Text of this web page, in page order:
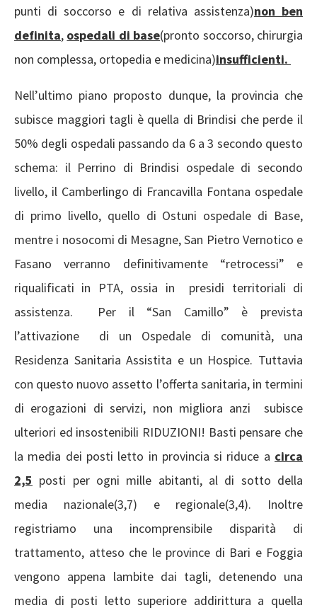
punti di soccorso e di relativa assistenza)non ben
definita, ospedali di base(pronto soccorso, chirurgia
non complessa, ortopedia e medicina)insufficienti.
Nell’ultimo piano proposto dunque, la provincia che
subisce maggiori tagli è quella di Brindisi che perde il
50% degli ospedali passando da 6 a 3 secondo questo
schema: il Perrino di Brindisi ospedale di secondo
livello, il Camberlingo di Francavilla Fontana ospedale
di primo livello, quello di Ostuni ospedale di Base,
mentre i nosocomi di Mesagne, San Pietro Vernotico e
Fasano verranno definitivamente “retrocessi” e
riqualificati in PTA, ossia in presidi territoriali di
assistenza. Per il “San Camillo” è prevista
l’attivazione di un Ospedale di comunità, una
Residenza Sanitaria Assistita e un Hospice. Tuttavia
con questo nuovo assetto l’offerta sanitaria, in termini
di erogazioni di servizi, non migliora anzi subisce
ulteriori ed insostenibili RIDUZIONI! Basti pensare che
la media dei posti letto in provincia si riduce a circa
2,5 posti per ogni mille abitanti, al di sotto della
media nazionale(3,7) e regionale(3,4). Inoltre
registriamo una incomprensibile disparità di
trattamento, atteso che le province di Bari e Foggia
vengono appena lambite dai tagli, detenendo una
media di posti letto superiore addirittura a quella